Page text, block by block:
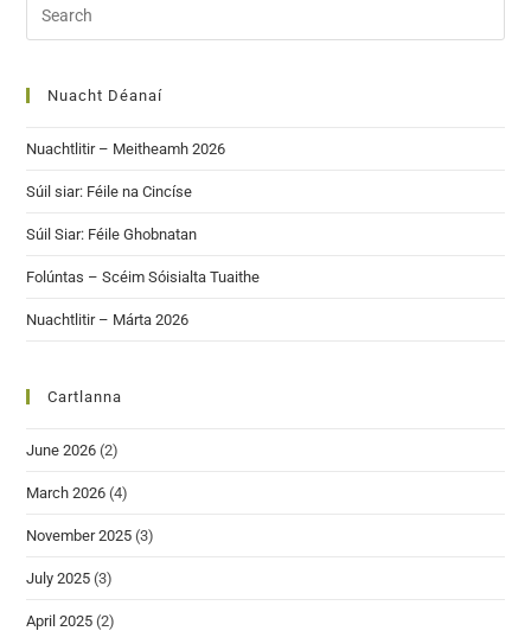
Nuacht Déanaí
Nuachtlitir – Meitheamh 2026
Súil siar: Féile na Cincíse
Súil Siar: Féile Ghobnatan
Folúntas – Scéim Sóisialta Tuaithe
Nuachtlitir – Márta 2026
Cartlanna
June 2026 (2)
March 2026 (4)
November 2025 (3)
July 2025 (3)
April 2025 (2)